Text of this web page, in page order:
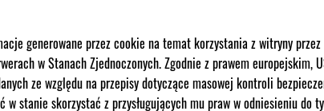
generowane przez cookie na temat korzystania z witryny
w Stanach Zjednoczonych. Zgodnie z prawem europejskim,
ze względu na przepisy dotyczące masowej kontroli
w stanie skorzystać z przysługujących mu praw w odniesieniu do